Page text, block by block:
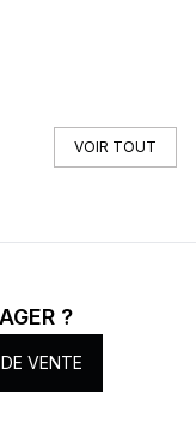
VOIR TOUT
?
VENTE